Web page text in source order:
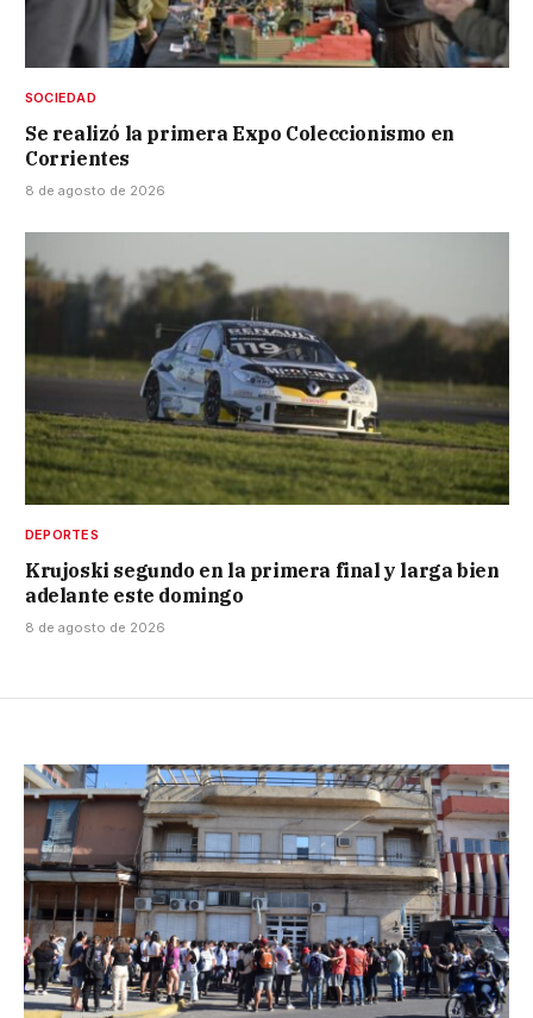
SOCIEDAD
Se realizó la primera Expo Coleccionismo en
Corrientes
8 de agosto de 2026
DEPORTES
Krujoski segundo en la primera final y larga bien
adelante este domingo
8 de agosto de 2026